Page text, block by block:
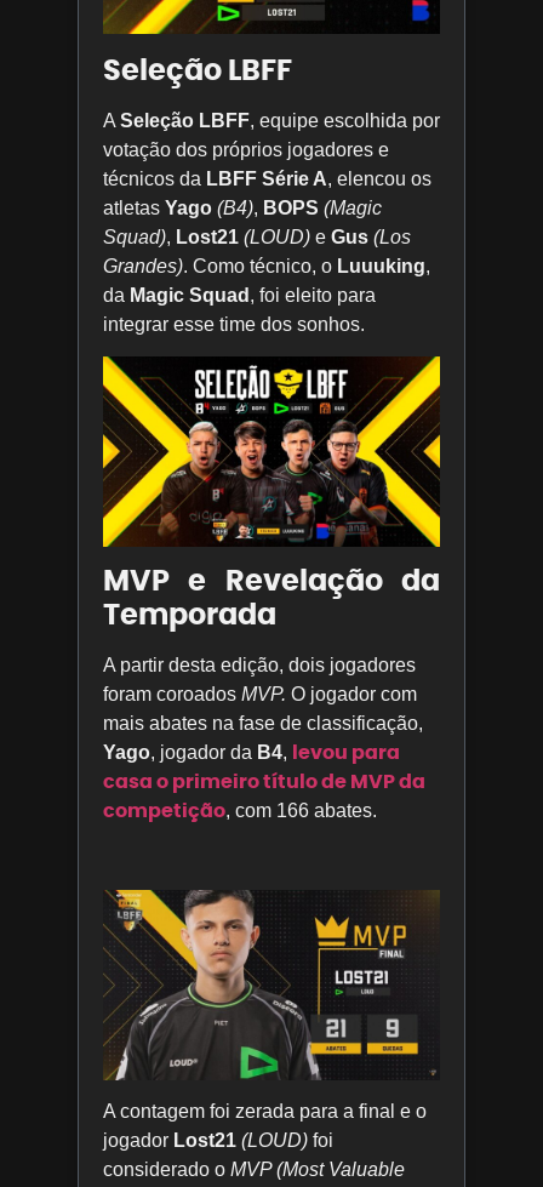
Seleção LBFF
A Seleção LBFF, equipe escolhida por
votação dos próprios jogadores e
técnicos da LBFF Série A, elencou os
atletas Yago (B4), BOPS (Magic
Squad), Lost21 (LOUD) e Gus (Los
Grandes). Como técnico, o Luuuking,
da Magic Squad , foi eleito para
integrar esse time dos sonhos.
MVP e Revelação da
Temporada
A partir desta edição, dois jogadores
foram coroados MVP. O jogador com
mais abates na fase de classificação,
Yago, jogador da B4, levou para
casa o primeiro título de MVP da
competição, com 166 abates.
A contagem foi zerada para a final e o
jogador Lost21 (LOUD) foi
considerado o MVP (Most Valuable